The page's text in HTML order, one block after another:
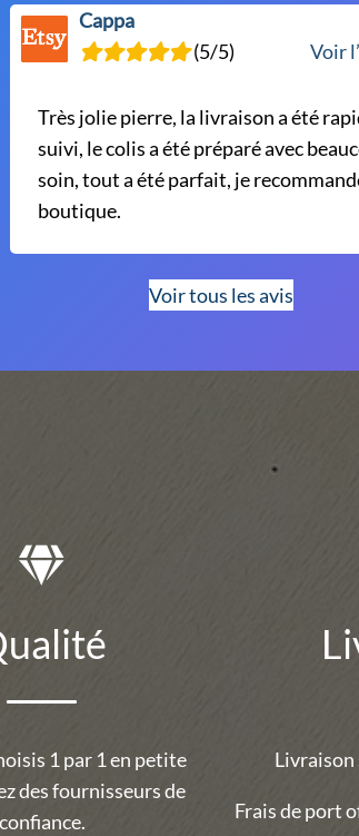
produit
Cappa
(5/5)
Voir
Très jolie pierre, la livraison a été
suivi, le colis a été préparé avec
soin, tout a été parfait, je
boutique.
Voir tous les avis
1 par 1 en petite
des fournisseurs de
confiance.
Livraison
Frais de port